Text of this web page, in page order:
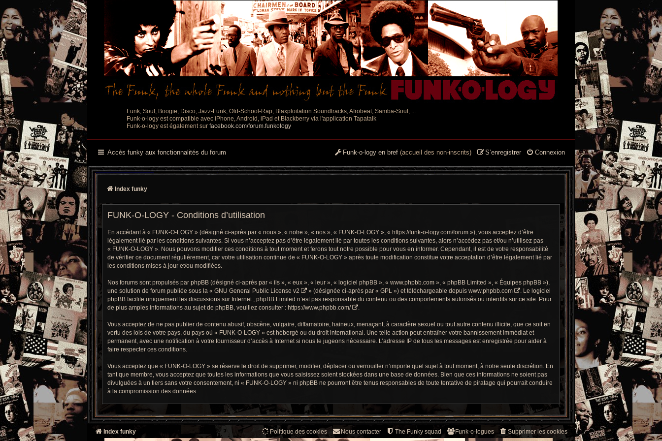
Funk, Soul, Boogie, Disco, Jazz-Funk, Old-School-Rap, Blaxploitation Soundtracks, Afrobeat, Samba-Soul, ...
Funk-o-logy est compatible avec iPhone, Android, iPad et Blackberry via l'application Tapatalk
Funk-o-logy est également sur facebook.com/forum.funkology
Accès funky aux fonctionnalités du forum Connexion
S’enregistrer
Funk-o-logy en bref (accueil des non-inscrits)
Index funky
FUNK-O-LOGY - Conditions d’utilisation
En accédant à « FUNK-O-LOGY » (désigné ci-après par « nous », « notre », « nos », « FUNK-O-LOGY », « https://funk-o-logy.com/forum »), vous acceptez d’être
légalement lié par les conditions suivantes. Si vous n’acceptez pas d’être légalement lié par toutes les conditions suivantes, alors n’accédez pas et/ou n’utilisez pas
« FUNK-O-LOGY ». Nous pouvons modifier ces conditions à tout moment et ferons tout notre possible pour vous en informer. Cependant, il est de votre responsabilité
de vérifier ce document régulièrement, car votre utilisation continue de « FUNK-O-LOGY » après toute modification constitue votre acceptation d’être légalement lié par
les conditions mises à jour et/ou modifiées.
Nos forums sont propulsés par phpBB (désigné ci-après par « ils », « eux », « leur », « logiciel phpBB », « www.phpbb.com », « phpBB Limited », « Équipes phpBB »),
une solution de forum publiée sous la « GNU General Public License v2 » (désignée ci-après par « GPL ») et téléchargeable depuis www.phpbb.com
. Le logiciel
phpBB facilite uniquement les discussions sur Internet ; phpBB Limited n’est pas responsable du contenu ou des comportements autorisés ou interdits sur ce site. Pour
de plus amples informations au sujet de phpBB, veuillez consulter : https://www.phpbb.com/ .
Vous acceptez de ne pas publier de contenu abusif, obscène, vulgaire, diffamatoire, haineux, menaçant, à caractère sexuel ou tout autre contenu illicite, que ce soit en
vertu des lois de votre pays, du pays où « FUNK-O-LOGY » est hébergé ou du droit international. Une telle action peut entraîner votre bannissement immédiat et
permanent, avec une notification à votre fournisseur d’accès à Internet si nous le jugeons nécessaire. L’adresse IP de tous les messages est enregistrée pour aider à
faire respecter ces conditions.
Vous acceptez que « FUNK-O-LOGY » se réserve le droit de supprimer, modifier, déplacer ou verrouiller n’importe quel sujet à tout moment, à notre seule discrétion. En
tant que membre, vous acceptez que toutes les informations que vous saisissez soient stockées dans une base de données. Bien que ces informations ne soient pas
divulguées à un tiers sans votre consentement, ni « FUNK-O-LOGY » ni phpBB ne pourront être tenus responsables de toute tentative de piratage qui pourrait conduire
à la compromission des données.
Index funky Supprimer les cookies
Funk-o-logues
The Funky squad
Nous contacter
Politique des cookies